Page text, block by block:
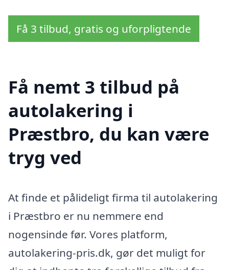
Få 3 tilbud, gratis og uforpligtende
Få nemt 3 tilbud på
autolakering i
Præstbro, du kan være
tryg ved
At finde et pålideligt firma til autolakering
i Præstbro er nu nemmere end
nogensinde før. Vores platform,
autolakering-pris.dk, gør det muligt for